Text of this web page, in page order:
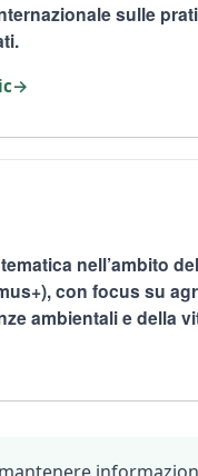
sulle
→
nell’ambito
con focus su
ambientali e della